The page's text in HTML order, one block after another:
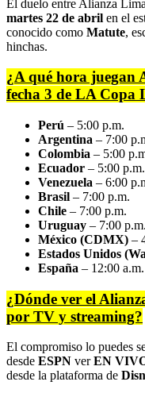
El duelo entre Alianza
martes 22 de abril en el
conocido como Matute,
hinchas.
¿A qué hora juegan
fecha 3 de LA Copa
Perú – 5:00 p.m.
Argentina – 7:00
Colombia – 5:00
Ecuador – 5:00 p.m.
Venezuela – 6:00
Brasil – 7:00 p.m.
Chile – 7:00 p.m.
Uruguay – 7:00 p.m.
México (CDMX) –
Estados Unidos
España – 12:00
¿Dónde ver el
por TV y streaming?
El compromiso lo puedes
desde ESPN verEN
desde la plataforma de